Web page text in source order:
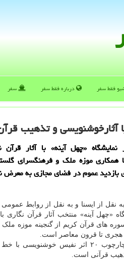
فقط سفر درباره فقط سفر سفر
آثارخوشنویسی و تذهیب
«چهل آینه» با آثار قرآن
همكاری موزه ملك و فرهنگسرای
بازدید عموم در فضای مجازی به
به نقل از ایسنا و به نقل از روابط
«چهل آینه» منتخب آثار قرآن نگاری
های قرآن کریم از گنجینه موزه
هجری تا قرون معاصر است.
آثار این نمایشگاه در چارچوب ۲۰ اثر نفیس
قرآنی است.